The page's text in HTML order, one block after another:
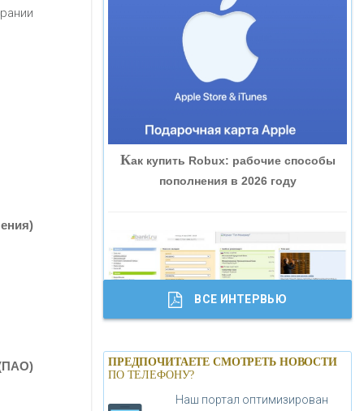
(ПАО)
«СМП БАНК»
«ВНЕШПРОМБАНК»
«БАНК ГЛОБЭКС»
«ТРАСТ»
«ГАЗПРОМБАНК»
«МОСКОВСКИЙ КРЕДИТНЫЙ
БАНК»
Как купить Robux: рабочие способы
пополнения в 2026 году
Банки.ру обновил логотип впервые за
19 лет - «Лента новостей»
ВСЕ ИНТЕРВЬЮ
ПРЕДПОЧИТАЕТЕ СМОТРЕТЬ НОВОСТИ
ПО ТЕЛЕФОНУ?
Наш портал оптимизирован